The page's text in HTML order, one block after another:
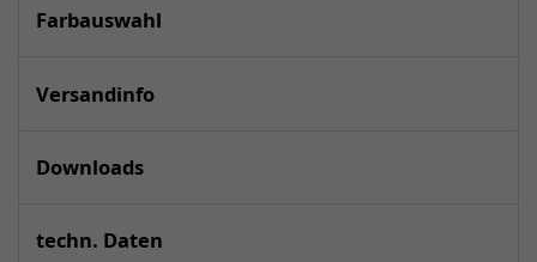
Farbauswahl
Versandinfo
Downloads
techn. Daten